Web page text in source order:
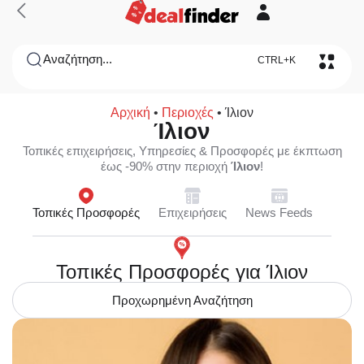
Αναζήτηση... CTRL+K
Αρχική • Περιοχές •Ίλιον
Ίλιον
Τοπικές επιχειρήσεις, Υπηρεσίες & Προσφορές με έκπτωση
έως -90% στην περιοχή Ίλιον!
Τοπικές Προσφορές Επιχειρήσεις News Feeds
Τοπικές Προσφορές για Ίλιον
Προχωρημένη Αναζήτηση